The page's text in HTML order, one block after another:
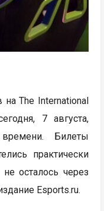
The International
7 августа,
Билеты
практически
осталось через
Esports.ru.